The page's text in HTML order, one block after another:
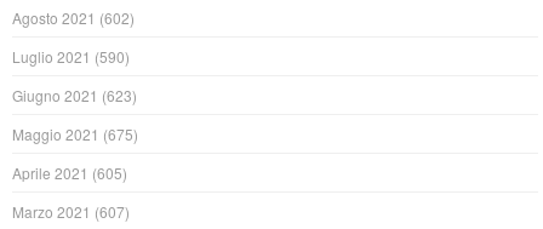
Agosto 2021 (602)
Luglio 2021 (590)
Giugno 2021 (623)
Maggio 2021 (675)
Aprile 2021 (605)
Marzo 2021 (607)